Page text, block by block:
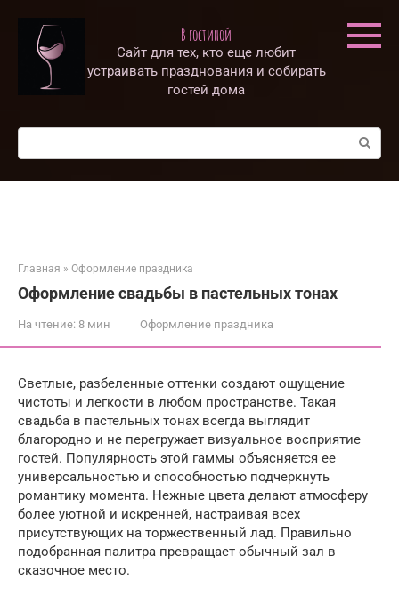
контенту
В гостиной
Сайт для тех, кто еще любит
устраивать празднования и собирать
гостей дома
Поиск:
Главная » Оформление праздника
Оформление свадьбы в пастельных тонах
На чтение: 8 мин Оформление праздника
Светлые, разбеленные оттенки создают ощущение
чистоты и легкости в любом пространстве. Такая
свадьба в пастельных тонах всегда выглядит
благородно и не перегружает визуальное восприятие
гостей. Популярность этой гаммы объясняется ее
универсальностью и способностью подчеркнуть
романтику момента. Нежные цвета делают атмосферу
более уютной и искренней, настраивая всех
присутствующих на торжественный лад. Правильно
подобранная палитра превращает обычный зал в
сказочное место.